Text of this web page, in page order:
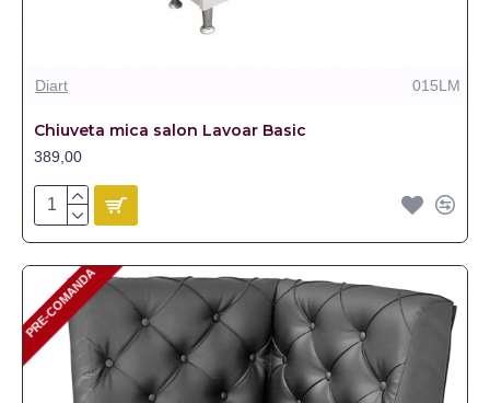
Diart 015LM
Chiuveta mica salon Lavoar Basic
389,00
PRE-COMANDA
PRE-COMANDA